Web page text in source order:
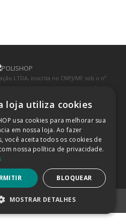
LTDA, inscrita no CNPJ/MF sob o nº
com sede na Rua Kanebo, nº 175,
SP, CEP: 13213-090
(SAIBA MAIS)
NOSSO APP
loja utiliza cookies
usa cookies para melhorar sua
em nossa loja. Ao fazer
você aceita todos os cookies de
nossa política de privacidade.
BLOQUEAR
MOSTRAR DETALHES
NECESSÁRIOS